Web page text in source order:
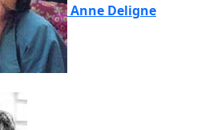
Anne Deligne